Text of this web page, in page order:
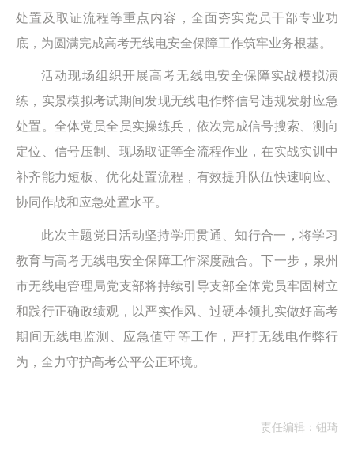
处置及取证流程等重点内容，全面夯实党员干部专业功
底，为圆满完成高考无线电安全保障工作筑牢业务根基。
活动现场组织开展高考无线电安全保障实战模拟演
练，实景模拟考试期间发现无线电作弊信号违规发射应急
处置。全体党员全员实操练兵，依次完成信号搜索、测向
定位、信号压制、现场取证等全流程作业，在实战实训中
补齐能力短板、优化处置流程，有效提升队伍快速响应、
协同作战和应急处置水平。
此次主题党日活动坚持学用贯通、知行合一，将学习
教育与高考无线电安全保障工作深度融合。下一步，泉州
市无线电管理局党支部将持续引导支部全体党员牢固树立
和践行正确政绩观，以严实作风、过硬本领扎实做好高考
期间无线电监测、应急值守等工作，严打无线电作弊行
为，全力守护高考公平公正环境。
责任编辑：钮琦